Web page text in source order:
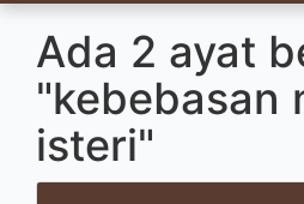
Ada 2 ayat
"kebebasan
isteri"